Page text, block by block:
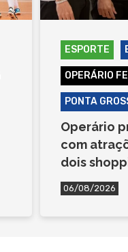
ESPORTE
OPERÁRIO
PONTA
Operário
com
dois
06/08/2026